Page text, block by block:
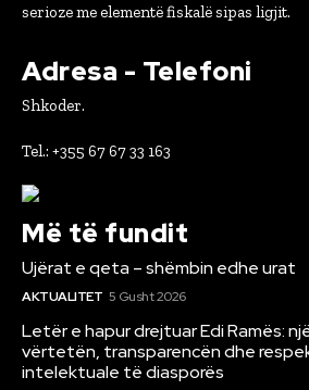
serioze me elementë fiskalë sipas ligjit.
Adresa - Telefoni
Shkoder.
Tel.: +355 67 67 33 163
Më të fundit
Ujërat e qeta – shëmbin edhe urat
AKTUALITET 5 Gusht 2026
Letër e hapur drejtuar Edi Ramës:
vërtetën, transparencën dhe
intelektuale të diasporës